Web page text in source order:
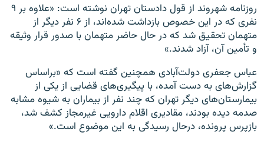
روزنامه شهروند از قول دادستان تهران نوشته است: «علاوه بر ۹
نفری که در این خصوص بازداشت شده‌اند، از ۶ نفر دیگر از
متهمان تحقیق شد که در حال حاضر متهمان با صدور قرار وثیقه
و تأمین آن، آزاد شدند.»
عباس جعفری‌ دولت‌آبادی همچنین گفته است که «براساس
گزارش‌های به دست آمده، با پیگیری‌های قضایی از یکی از
بیمارستان‌های دیگر تهران که‌ چند نفر از بیماران به شیوه مشابه
صدمه دیده‌ بودند، مقادیری اقلام دارویی غیرمجاز کشف شد،
بازپرس پرونده، درحال رسیدگی به این موضوع است.»